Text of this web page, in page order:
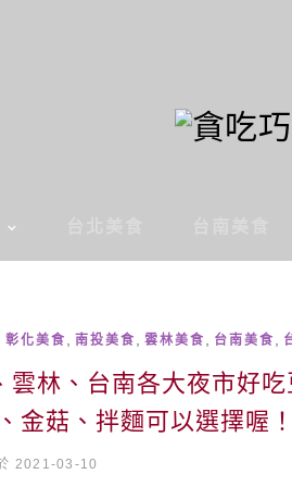
彰化美食 南投美食 雲林美食 台南美食
林、台南各大夜市好
金菇、拌麵可以選擇喔！
2021-03-10